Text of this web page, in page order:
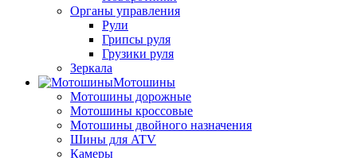
Органы управления
Рули
Грипсы руля
Грузики руля
Зеркала
Мотошины
Мотошины дорожные
Мотошины кроссовые
Мотошины двойного назначения
Шины для ATV
Камеры